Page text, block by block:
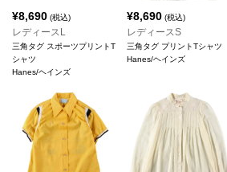
¥8,690 (税込)
レディースL
三角タグ スポーツプリントT
シャツ
Hanes/ヘインズ
¥8,690(税込)
レディースS
三角タグ プリントTシャツ
Hanes/ヘインズ